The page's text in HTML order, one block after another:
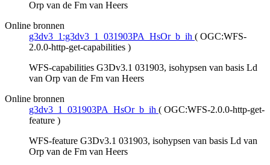
Orp van de Fm van Heers
Online bronnen
g3dv3_1:g3dv3_1_031903PA_HsOr_b_ih ( OGC:WFS-
2.0.0-http-get-capabilities )
WFS-capabilities G3Dv3.1 031903, isohypsen van basis Ld
van Orp van de Fm van Heers
Online bronnen
g3dv3_1_031903PA_HsOr_b_ih ( OGC:WFS-2.0.0-http-get-
feature )
WFS-feature G3Dv3.1 031903, isohypsen van basis Ld van
Orp van de Fm van Heers